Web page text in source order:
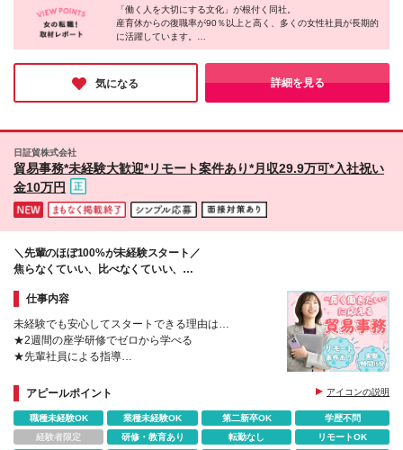
ーニングなどを活用して日々勉強。 未経験からで
も、着実にステップアップできます♪ ◎「英語力には
自信あり！スキルを仕事に活かしたい」という先輩の
ら必要とされる存在となり、 自身の市場価値も高め
ています。
各種手当 【昇給・賞与】 ■昇給年1回（7月） ■賞与年
2回（6月・12月） 【各種手当】 ■時間外手当（全額
支給） ■交通費（月3万4,000円まで） ■扶養家族手当
職手当 ■資格手当 └TOEIC(R)・英語検定・貿易実務
検定など └「通関士」は受験費用を全額会社負担
└TOEIC(R)はスコアに応じて手当支給
都千代田区神田美倉町2番地 三共美倉ビル別館3階 ■
新日本橋本社／東京都中央区日本橋本町4-6-7 光洋
ビル7階 ※変更の範囲／上記を除く当社関連勤務地
「働く人を大切にする文化」が根付く同社。
産育休からの復職率が90％以上と高く、多くの女性社員が長期的
に活躍しています。
そんな実績から見えてきたのは制度の充実だけでなく、一人ひと
りのライフステージに寄り添う温かい社風。
「安心してキャリアを築ける」という社員の方の声にも納得で
す。
安定基盤のもとで長く働きたい方におすすめしたい企業です。
気になる 詳細を見る
日証貿株式会社
貿易事務*未経験大歓迎*リモート案件あり*月収29.9万可*入社祝い
金10万円
＼先輩のほぼ100%が未経験スタート／
焦らなくていい、比べなくていい、
仕事内容
未経験でも安心してスタートできる理由は…
★2週間の座学研修でゼロから学べる
★先輩社員による指導
★実働7時間15分で無理なく働ける
アピールポイント アイコンの説明
職種未経験OK 業種未経験OK 第二新卒OK
学歴不問
経験者限定
研修・教育あり 転勤なし
リモートOK